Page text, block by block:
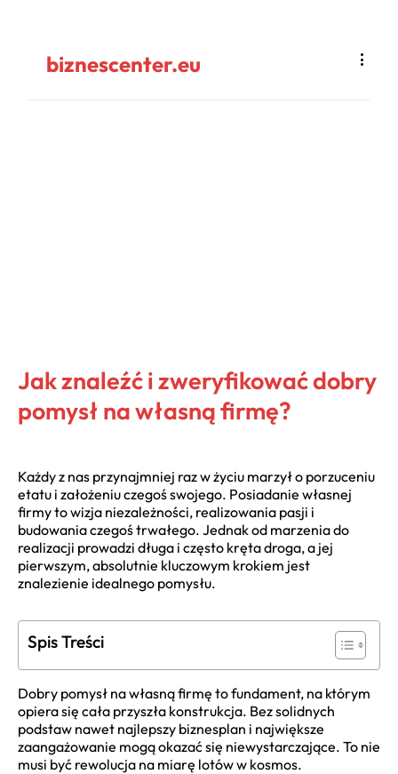
biznescenter.eu
Jak znaleźć i zweryfikować dobry
pomysł na własną firmę?
Każdy z nas przynajmniej raz w życiu marzył o porzuceniu
etatu i założeniu czegoś swojego. Posiadanie własnej
firmy to wizja niezależności, realizowania pasji i
budowania czegoś trwałego. Jednak od marzenia do
realizacji prowadzi długa i często kręta droga, a jej
pierwszym, absolutnie kluczowym krokiem jest
znalezienie idealnego pomysłu.
Spis Treści
Dobry pomysł na własną firmę to fundament, na którym
opiera się cała przyszła konstrukcja. Bez solidnych
podstaw nawet najlepszy biznesplan i największe
zaangażowanie mogą okazać się niewystarczające. To nie
musi być rewolucja na miarę lotów w kosmos.